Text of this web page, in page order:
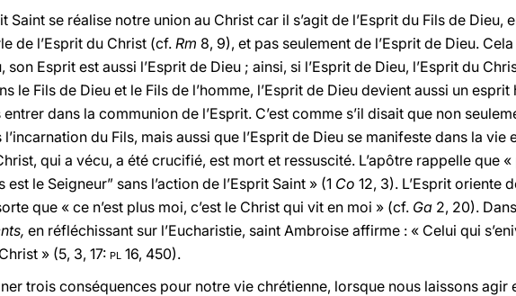
Saint se réalise notre union au Christ car il s’agit de l’Esprit du Fils de Dieu,
de l’Esprit du Christ (cf. Rm 8, 9), et pas seulement de l’Esprit de Dieu.
son Esprit est aussi l’Esprit de Dieu ; ainsi, si l’Esprit de Dieu, l’Esprit du
le Fils de Dieu et le Fils de l’homme, l’Esprit de Dieu devient aussi un esprit
dans la communion de l’Esprit. C’est comme s’il disait que non
l’incarnation du Fils, mais aussi que l’Esprit de Dieu se manifeste dans la vie
qui a vécu, a été crucifié, est mort et ressuscité. L’apôtre rappelle que
est le Seigneur” sans l’action de l’Esprit Saint » (1 Co 12, 3). L’Esprit oriente
que « ce n’est plus moi, c’est le Christ qui vit en moi » (cf. Ga 2, 20).
en réfléchissant sur l’Eucharistie, saint Ambroise affirme : « Celui qui
» (5, 3, 17: pl 16, 450).
trois conséquences pour notre vie chrétienne, lorsque nous laissons agir